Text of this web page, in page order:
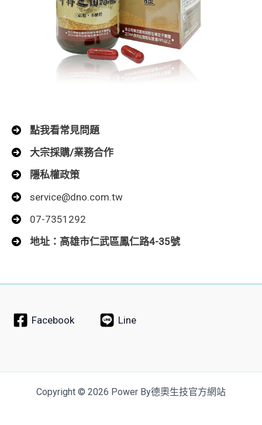
點我看常見問題
大宗採購/業務合作
隱私權政策
service@dno.com.tw
07-7351292
地址：高雄市仁武區鳳仁路4-35號
Facebook Line
Copyright © 2026 Power By德奧生技官方網站